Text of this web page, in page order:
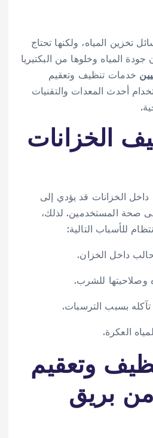
تخزين المياه، ولكنها تحتاج
المياه وخلوها من البكتيريا
خدمات تنظيف وتعقيم
أحدث المعدات والتقنيات
الخزانات
داخل الخزانات قد يؤدي إلى
صحة المستخدمين. لذلك،
للأسباب التالية:
داخل الخزان.
وصلاحيتها للشرب.
بسبب الترسبات.
العكرة.
وتعقيم
بريق